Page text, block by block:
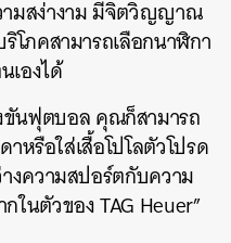
ามสง่างาม มีจิตวิญญาณ
โภคสามารถเลือกนาฬิกา
องได้
นฟุตบอล คุณก็สามารถ
าหรือใส่เสื้อโปโลตัวโปรด
งความสปอร์ตกับความ
นตัวของ TAG Heuer”